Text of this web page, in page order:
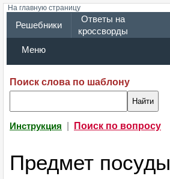
На главную страницу
Решебники
Ответы на
кроссворды
Меню
Поиск слова по шаблону
Инструкция Поиск по вопросу
Предмет посуды